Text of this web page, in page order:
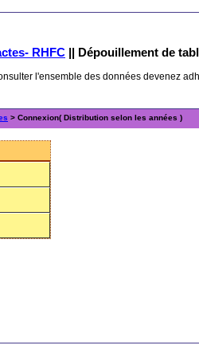
RHFC || Dépouillement de
l'ensemble des données devenez
> Connexion( Distribution selon les années )